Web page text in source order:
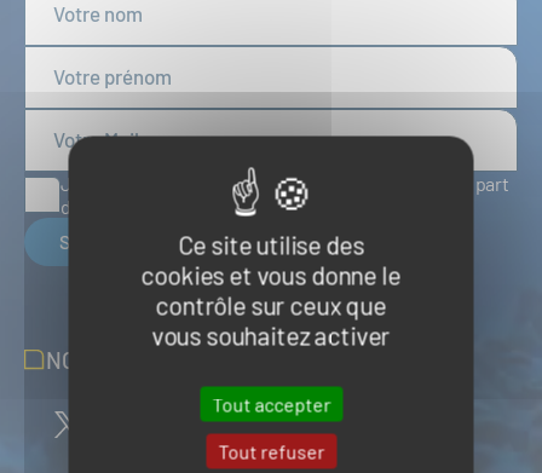
Ce site utilise des
cookies et vous donne le
contrôle sur ceux que
vous souhaitez activer
Tout accepter
Tout refuser
J'accepte de recevoir des articles d'actualité de la part
du Pôle Mer Bretagne Atlantique
S'inscrire
NOUS SUIVRE SUR LES RÉSEAUX